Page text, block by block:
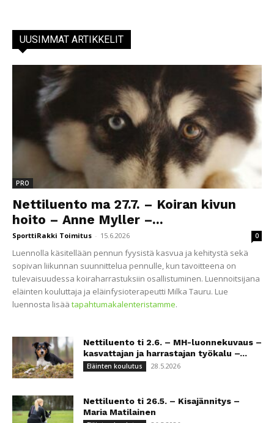
UUSIMMAT ARTIKKELIT
PRO
Nettiluento ma 27.7. – Koiran kivun
hoito – Anne Myller –...
SporttiRakki Toimitus - 15.6.2026 0
Luennolla käsitellään pennun fyysistä kasvua ja kehitystä sekä
sopivan liikunnan suunnittelua pennulle, kun tavoitteena on
tulevaisuudessa koiraharrastuksiin osallistuminen. Luennoitsijana
eläinten kouluttaja ja eläinfysioterapeutti Milka Tauru. Lue
luennosta lisää tapahtumakalenteristamme.
Nettiluento ti 2.6. – MH-luonnekuvaus –
kasvattajan ja harrastajan työkalu –...
Eläinten koulutus 28.5.2026
Nettiluento ti 26.5. – Kisajännitys –
Maria Matilainen